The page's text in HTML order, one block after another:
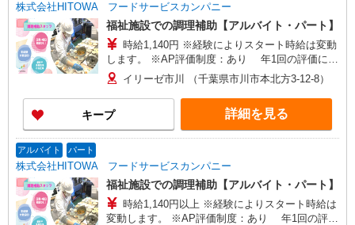
株式会社HITOWA フードサービスカンパニー
福祉施設での調理補助【アルバイト・パート】
時給1,140円 ※経験によりスタート時給は変動
します。 ※AP評価制度：あり 年1回の評価によ
り時給を見直します。 ※アルバイト賞与（寸
志）：あり 年2回。勤続年数により金額UP。
イリーゼ市川 （千葉県市川市本北方3-12-8）
キープ 詳細を見る
アルバイト パート
株式会社HITOWA フードサービスカンパニー
福祉施設での調理補助【アルバイト・パート】
時給1,140円以上 ※経験によりスタート時給は
変動します。 ※AP評価制度：あり 年1回の評価